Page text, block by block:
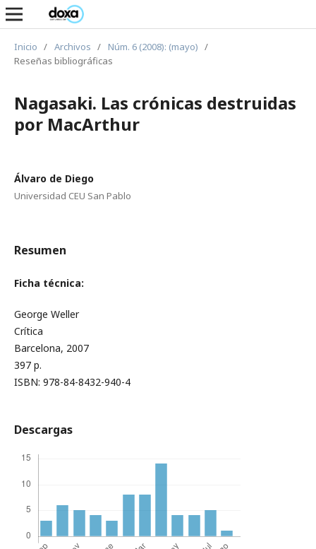
Inicio / Archivos / Núm. 6 (2008): (mayo) /
Reseñas bibliográficas
Nagasaki. Las crónicas destruidas
por MacArthur
Álvaro de Diego
Universidad CEU San Pablo
Resumen
Ficha técnica:
George Weller
Crítica
Barcelona, 2007
397 p.
ISBN: 978-84-8432-940-4
Descargas